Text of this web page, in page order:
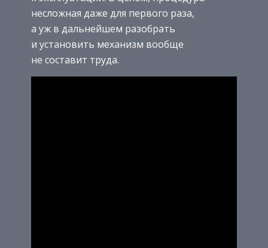
несложная даже для первого раза,
а уж в дальнейшем разобрать
и установить механизм вообще
не составит труда.